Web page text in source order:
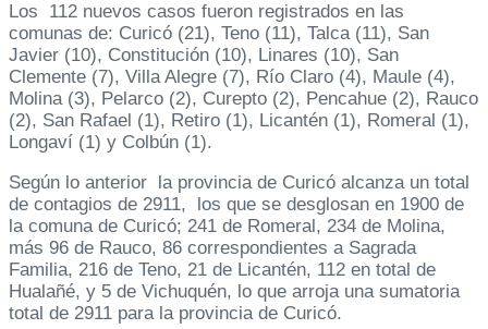
Los 112 nuevos casos fueron registrados en las
comunas de: Curicó (21), Teno (11), Talca (11), San
Javier (10), Constitución (10), Linares (10), San
Clemente (7), Villa Alegre (7), Río Claro (4), Maule (4),
Molina (3), Pelarco (2), Curepto (2), Pencahue (2), Rauco
(2), San Rafael (1), Retiro (1), Licantén (1), Romeral (1),
Longaví (1) y Colbún (1).
Según lo anterior la provincia de Curicó alcanza un total
de contagios de 2911, los que se desglosan en 1900 de
la comuna de Curicó; 241 de Romeral, 234 de Molina,
más 96 de Rauco, 86 correspondientes a Sagrada
Familia, 216 de Teno, 21 de Licantén, 112 en total de
Hualañé, y 5 de Vichuquén, lo que arroja una sumatoria
total de 2911 para la provincia de Curicó.